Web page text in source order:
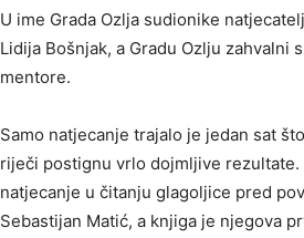
U ime Grada Ozlja sudionike
Lidija Bošnjak, a Gradu Ozlju
mentore.
Samo natjecanje trajalo je jedan sat
riječi postignu vrlo dojmljive
natjecanje u čitanju glagoljice pred
Sebastijan Matić, a knjiga je njegova